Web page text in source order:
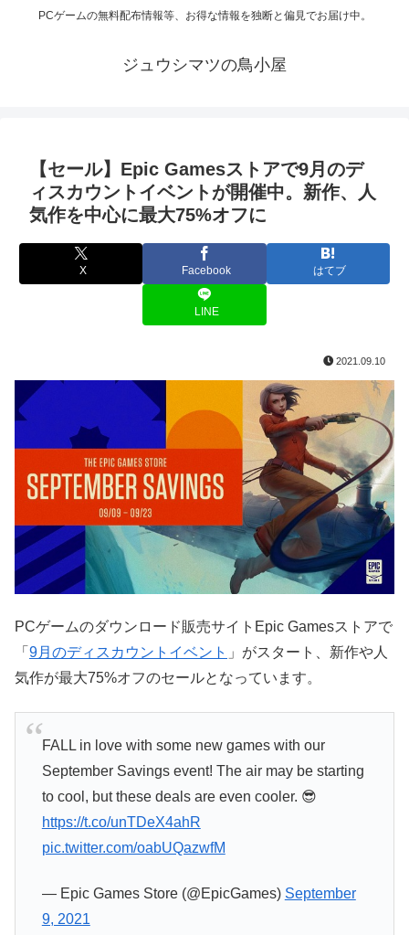
PCゲームの無料配布情報等、お得な情報を独断と偏見でお届け中。
ジュウシマツの鳥小屋
【セール】Epic Gamesストアで9月のデ
ィスカウントイベントが開催中。新作、人
気作を中心に最大75%オフに
X Facebook はてブ
LINE
2021.09.10
PCゲームのダウンロード販売サイトEpic Gamesストアで
「 9月のディスカウントイベント 」がスタート、新作や人
気作が最大75%オフのセールとなっています。
FALL in love with some new games with our
September Savings event! The air may be starting
to cool, but these deals are even cooler. 😎
https://t.co/unTDeX4ahR
pic.twitter.com/oabUQazwfM
— Epic Games Store (@EpicGames) September
9, 2021